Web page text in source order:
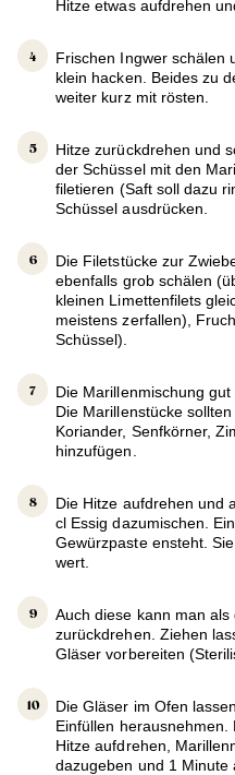
Hitze etwas aufdrehen
Frischen Ingwer schälen
klein hacken. Beides zu
weiter kurz mit rösten.
Hitze zurückdrehen und
der Schüssel mit den
filetieren (Saft soll dazu
Schüssel ausdrücken.
Die Filetstücke zur
ebenfalls grob schälen
kleinen Limettenfilets
meistens zerfallen),
Schüssel).
Die Marillenmischung
Die Marillenstücke
Koriander, Senfkörner,
hinzufügen.
Die Hitze aufdrehen und
cl Essig dazumischen.
Gewürzpaste ensteht.
wert.
Auch diese kann man
zurückdrehen. Ziehen
Gläser vorbereiten
Die Gläser im Ofen
Einfüllen herausnehmen.
Hitze aufdrehen,
dazugeben und 1 Minute